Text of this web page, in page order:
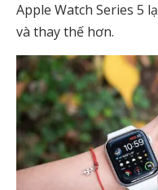
Apple Watch Series 5
và thay thế hơn.